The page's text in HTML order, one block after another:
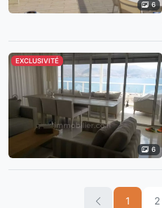
6
EXCLUSIVITÉ
6
1 2